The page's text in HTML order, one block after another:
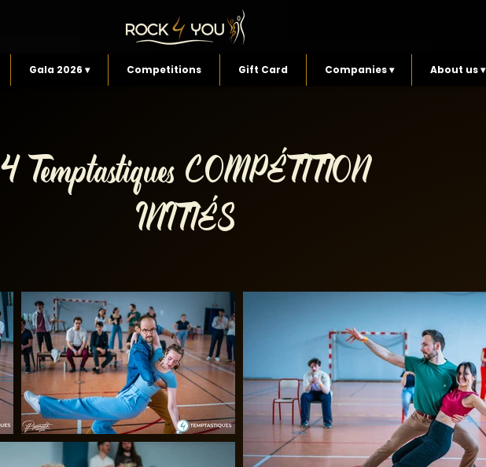
Gala 2026 ▾ Competitions Gift Card Companies ▾ About us ▾
4 Temptastiques COMPÉTITION
INITIÉS